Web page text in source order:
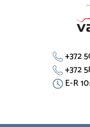
+372
+372
E-R